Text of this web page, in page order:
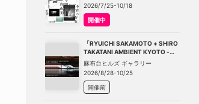
2026/7/25-10/18
開催中
「RYUICHI SAKAMOTO + SHIRO
TAKATANI AMBIENT KYOTO -
TOKYO」
麻布台ヒルズ ギャラリー
2026/8/28-10/25
開催前